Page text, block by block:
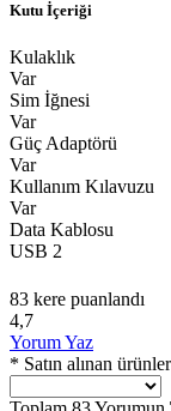
Kutu İçeriği
Kulaklık
Var
Sim İğnesi
Var
Güç Adaptörü
Var
Kullanım Kılavuzu
Var
Data Kablosu
USB 2
83 kere puanlandı
4,7
Yorum Yaz
* Satın alınan